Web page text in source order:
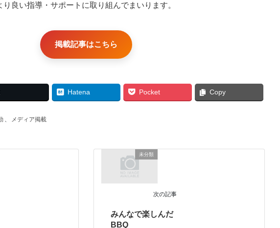
良い指導・サポートに取り組んでまいります。
掲載記事はこちら
Hatena Pocket Copy
メディア掲載
未分類
次の記事
みんなで楽しんだ
BBQ